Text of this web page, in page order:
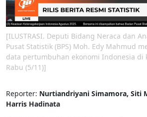
[ILUSTRASI. Deputi Bidang Neraca dan
Pusat Statistik (BPS) Moh. Edy Mahmud
data pertumbuhan ekonomi Indonesia di
Rabu (5/11)]
Reporter: Nurtiandriyani Simamora, Siti
Harris Hadinata